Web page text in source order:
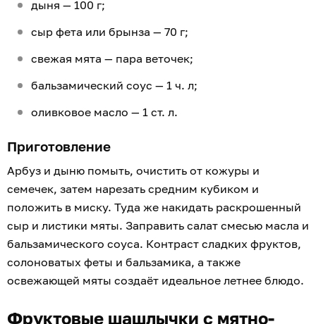
дыня — 100 г;
сыр фета или брынза — 70 г;
свежая мята — пара веточек;
бальзамический соус — 1 ч. л;
оливковое масло — 1 ст. л.
Приготовление
Арбуз и дыню помыть, очистить от кожуры и
семечек, затем нарезать средним кубиком и
положить в миску. Туда же накидать раскрошенный
сыр и листики мяты. Заправить салат смесью масла и
бальзамического соуса. Контраст сладких фруктов,
солоноватых феты и бальзамика, а также
освежающей мяты создаёт идеальное летнее блюдо.
Фруктовые шашлычки с мятно-